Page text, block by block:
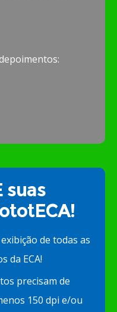
suas
de todas as
da ECA!
precisam de
150 dpi e/ou